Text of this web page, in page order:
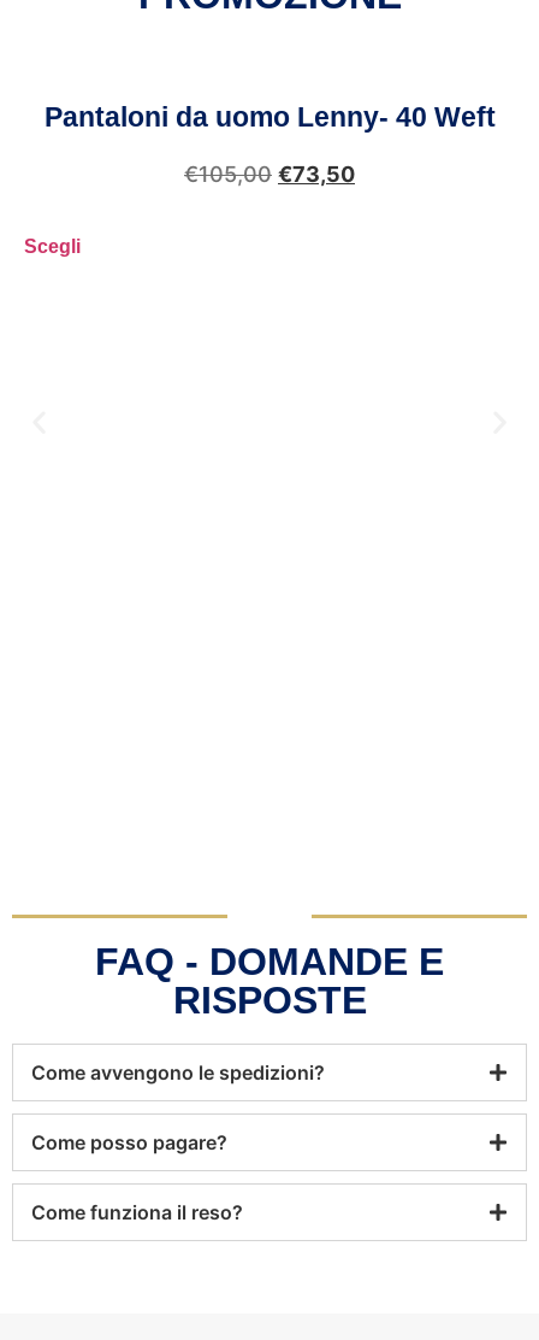
Pantaloni da uomo Lenny- 40 Weft
€105,00 €73,50
Scegli
FAQ - DOMANDE E
RISPOSTE
Come avvengono le spedizioni?
Come posso pagare?
Come funziona il reso?